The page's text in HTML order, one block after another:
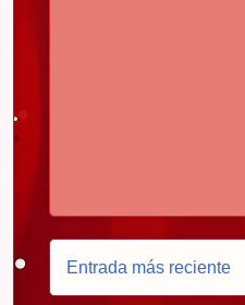
Entrada más reciente